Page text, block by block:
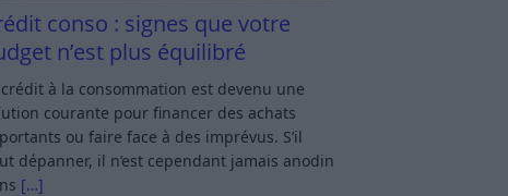
conso : signes que votre
n’est plus équilibré
crédit à la consommation est devenu une
courante pour financer des achats
ou faire face à des imprévus. S’il
dépanner, il n’est cependant jamais anodin
[…]